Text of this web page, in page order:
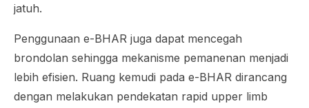
jatuh.
Penggunaan e-BHAR juga dapat mencegah
brondolan sehingga mekanisme pemanenan menjadi
lebih efisien. Ruang kemudi pada e-BHAR dirancang
dengan melakukan pendekatan rapid upper limb